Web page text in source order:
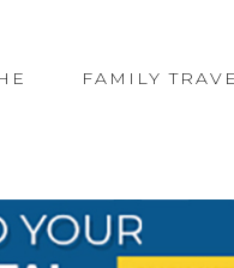
FAMILY